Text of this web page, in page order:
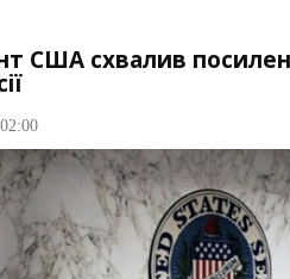
США схвалив